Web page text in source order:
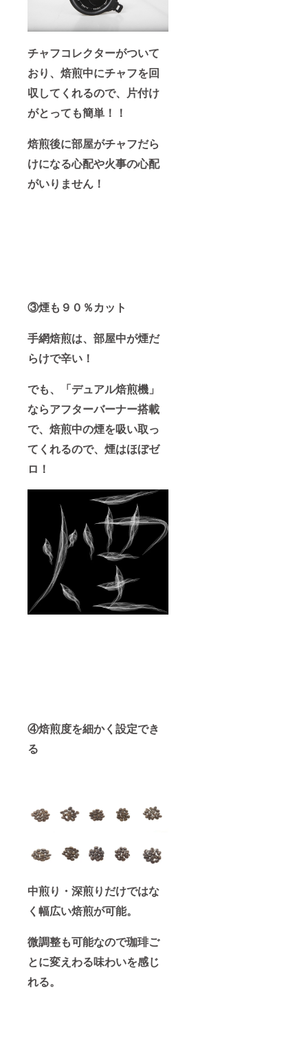
チャフコレクターがついて
おり、焙煎中にチャフを回
収してくれるので、片付け
がとっても簡単！！
焙煎後に部屋がチャフだら
けになる心配や火事の心配
がいりません！
③煙も９０％カット
手網焙煎は、部屋中が煙だ
らけで辛い！
でも、「デュアル焙煎機」
ならアフターバーナー搭載
で、焙煎中の煙を吸い取っ
てくれるので、煙はほぼゼ
ロ！
④焙煎度を細かく設定でき
る
中煎り・深煎りだけではな
く幅広い焙煎が可能。
微調整も可能なので珈琲ご
とに変えわる味わいを感じ
れる。